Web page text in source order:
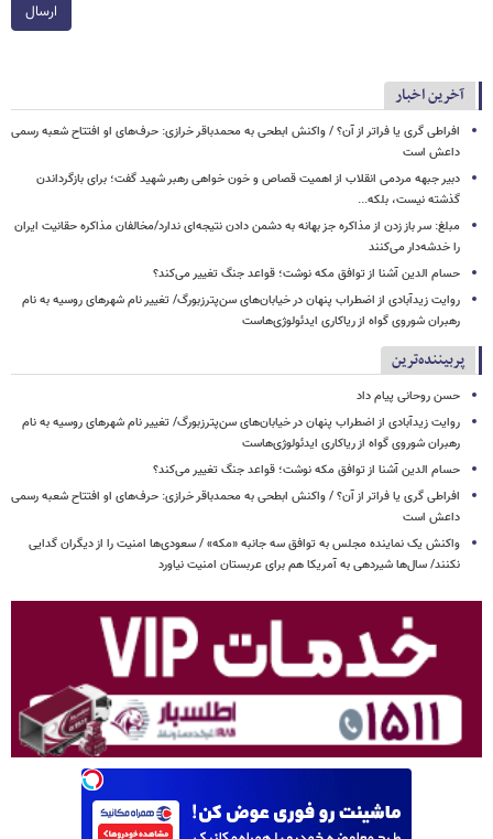
ارسال
آخرین اخبار
افراطی گری یا فراتر از آن؟ / واکنش ابطحی به محمدباقر خرازی: حرف‌های او افتتاح شعبه رسمی
داعش است
دبیر جبهه مردمی انقلاب از اهمیت قصاص و خون خواهی رهبر شهید گفت؛ برای بازگرداندن
گذشته نیست، بلکه...
مبلغ: سر باز زدن از مذاکره‌ جز بهانه به دشمن دادن نتیجه‌ای ندارد/مخالفان مذاکره حقانیت ایران
را خدشه‌دار می‌کنند
حسام الدین آشنا از توافق مکه نوشت؛ قواعد جنگ تغییر می‌کند؟
روایت زیدآبادی از اضطراب پنهان در خیابان‌های سن‌پترزبورگ/ تغییر نام شهرهای روسیه به نام
رهبران شوروی گواه از ریاکاری ایدئولوژی‌هاست
پربیننده‌ترین
حسن روحانی پیام داد
روایت زیدآبادی از اضطراب پنهان در خیابان‌های سن‌پترزبورگ/ تغییر نام شهرهای روسیه به نام
رهبران شوروی گواه از ریاکاری ایدئولوژی‌هاست
حسام الدین آشنا از توافق مکه نوشت؛ قواعد جنگ تغییر می‌کند؟
افراطی گری یا فراتر از آن؟ / واکنش ابطحی به محمدباقر خرازی: حرف‌های او افتتاح شعبه رسمی
داعش است
واکنش یک نماینده مجلس به توافق سه جانبه «مکه» / سعودی‌ها امنیت را از دیگران گدایی
نکنند/ سال‌ها شیردهی به آمریکا هم برای عربستان امنیت نیاورد